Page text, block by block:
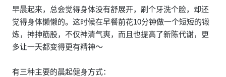
早晨起来，总会觉得身体没有舒展开，刷个牙洗个脸，却还
觉得身体懒懒的。这时候在早餐前花10分钟做一个短短的锻
炼，抻抻筋股，不仅神清气爽，而且也提高了新陈代谢，更
多让一天都变得更有精神～
有三种主要的晨起健身方式：